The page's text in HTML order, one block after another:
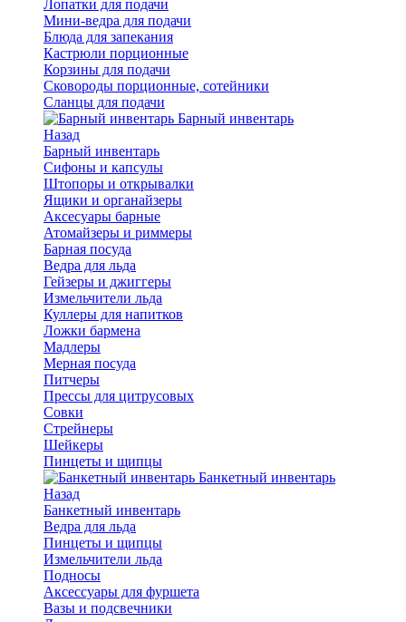
Лопатки для подачи
Мини-ведра для подачи
Блюда для запекания
Кастрюли порционные
Корзины для подачи
Сковороды порционные, сотейники
Сланцы для подачи
Барный инвентарь
Назад
Барный инвентарь
Сифоны и капсулы
Штопоры и открывалки
Ящики и органайзеры
Аксесуары барные
Атомайзеры и риммеры
Барная посуда
Ведра для льда
Гейзеры и джиггеры
Измельчители льда
Куллеры для напитков
Ложки бармена
Мадлеры
Мерная посуда
Питчеры
Прессы для цитрусовых
Совки
Стрейнеры
Шейкеры
Пинцеты и щипцы
Банкетный инвентарь
Назад
Банкетный инвентарь
Ведра для льда
Пинцеты и щипцы
Измельчители льда
Подносы
Аксессуары для фуршета
Вазы и подсвечники